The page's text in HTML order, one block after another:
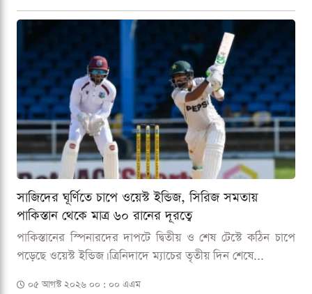
সাজিদের ঘূর্ণিতে চাপে ওয়েস্ট ইন্ডিজ, সিরিজ সমতায়
পাকিস্তান থেকে মাত্র ৬০ রানের দূরত্বে
পাকিস্তানের স্পিনারদের দাপটে দ্বিতীয় ও শেষ টেস্টে কঠিন চাপে
পড়েছে ওয়েস্ট ইন্ডিজ। ত্রিনিদাদে ম্যাচের তৃতীয় দিন শেষে...
০৫ আগস্ট ২০২৬ ০০ : ০০ এএম